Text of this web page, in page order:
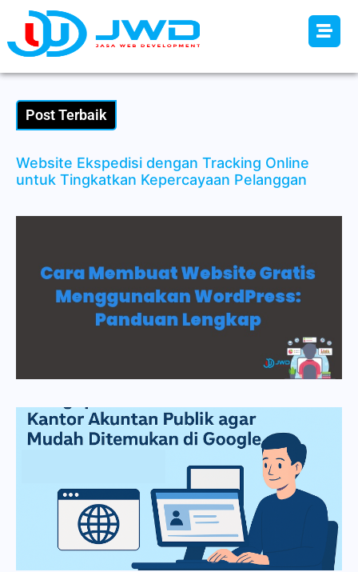
Post Terbaik
Website Ekspedisi dengan Tracking Online
untuk Tingkatkan Kepercayaan Pelanggan